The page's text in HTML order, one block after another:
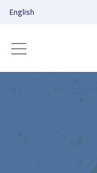
English